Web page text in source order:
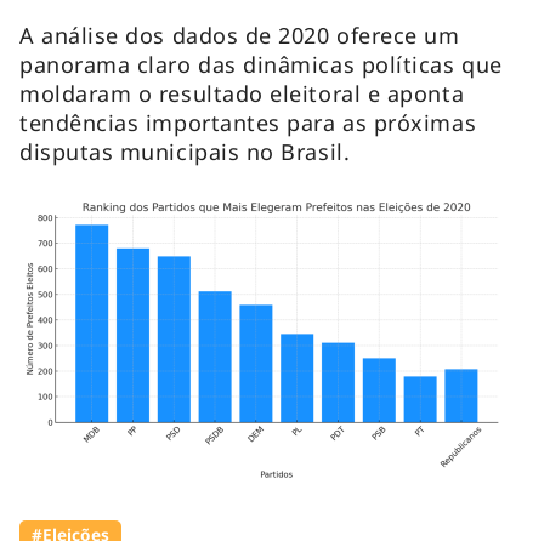
A análise dos dados de 2020 oferece um
panorama claro das dinâmicas políticas que
moldaram o resultado eleitoral e aponta
tendências importantes para as próximas
disputas municipais no Brasil.
#Eleições